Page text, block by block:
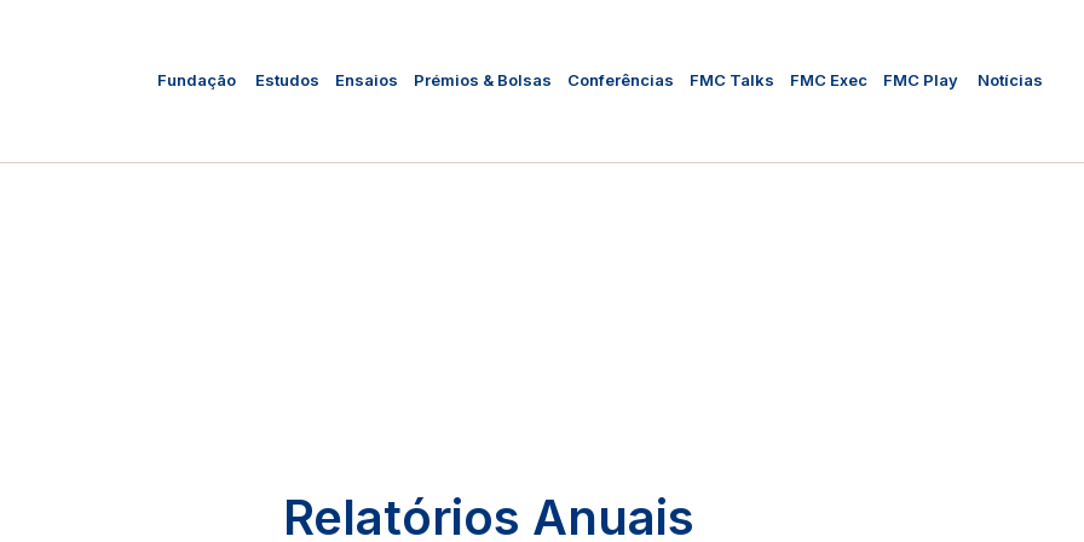
Fundação Estudos Ensaios Prémios & Bolsas Conferências FMC Talks FMC Exec FMC Play Notícias
Relatórios Anuais